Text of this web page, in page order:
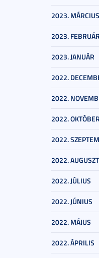
2023. MÁRCIUS
2023. FEBRUÁR
2023. JANUÁR
2022.
2022.
2022. OKTÓBER
2022.
2022.
2022. JÚLIUS
2022. JÚNIUS
2022. MÁJUS
2022. ÁPRILIS